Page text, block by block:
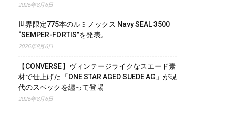
2026年8月6日
世界限定775本のルミノックス Navy SEAL 3500
“SEMPER-FORTIS”を発表。
2026年8月6日
【CONVERSE】ヴィンテージライクなスエード素
材で仕上げた「ONE STAR AGED SUEDE AG」が現
代のスペックを纏って登場
2026年8月6日